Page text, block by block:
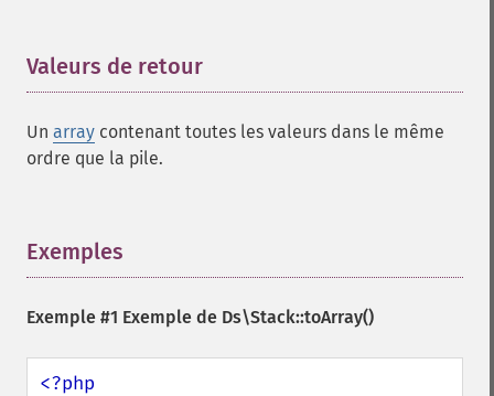
Valeurs de retour
Un array contenant toutes les valeurs dans le même
ordre que la pile.
Exemples
Exemple #1 Exemple de Ds\Stack::toArray()
<?php